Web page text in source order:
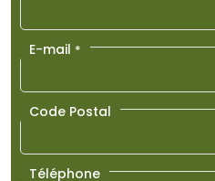
E-mail *
Code Postal
Téléphone